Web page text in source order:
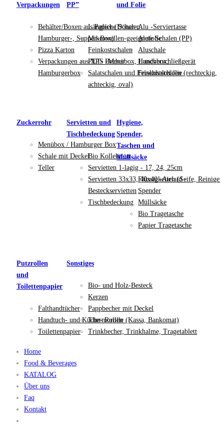
Verpackungen
Behälter/Boxen aus Papier (Döner-,
Hamburger-, Suppen-Box)
Pizza Karton
Verpackungen aus XPS -Menübox, Lunchbox,
Hamburgerbox
PP”
Längliche Schalen
Mikrowellen-geeignete Schalen (PP)
Feinkostschalen
PET- Becher
Salatschalen und Feinkostschalen (rechteckig,
achteckig, oval)
und Folie
Alu -Serviertasse
Alufolie
Aluschale
Handverschließgerät
Frischhaltefolie
Zuckerrohr
Menübox / Hamburger Box
Schale mit Deckel
Teller
Servietten und
Tischbedeckung
Bio Kollektion
Servietten 1-lagig - 17, 24, 25cm
Servietten 33x33, 40x40 -Airlaid -
Besteckservietten
Tischbedeckung
Hygiene,
Spender,
Taschen und
Müllsäcke
Flüssigkeiten (Seife,
Spender
Müllsäcke
Bio Tragetasche
Papier Tragetasche
Putzrollen
und
Toilettenpapier
Falthandtücher
Handtuch- und Küche- Rollen
Toilettenpapier
Sonstiges
Bio- und Holz-Besteck
Kerzen
Pappbecher mit Deckel
Thermorolle (Kassa, Bankomat)
Trinkbecher, Trinkhalme, Tragetablett
Home
Food & Beverages
KATALOG
Über uns
Faq
Kontakt